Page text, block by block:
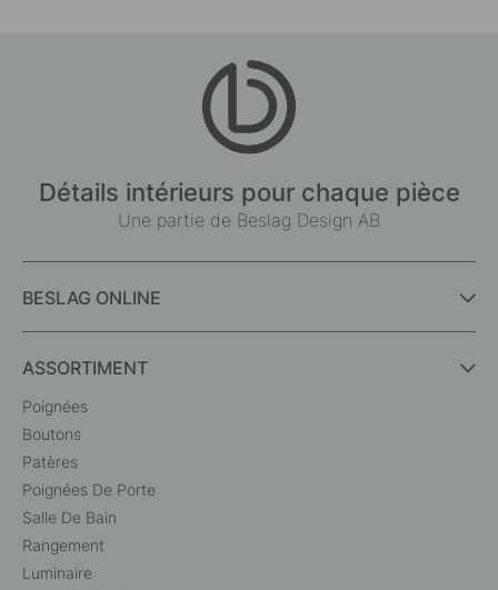
Détails intérieurs pour chaque pièce
Une partie de Beslag Design AB
BESLAG ONLINE
ASSORTIMENT
Poignées
Boutons
Patères
Poignées De Porte
Salle De Bain
Rangement
Luminaire